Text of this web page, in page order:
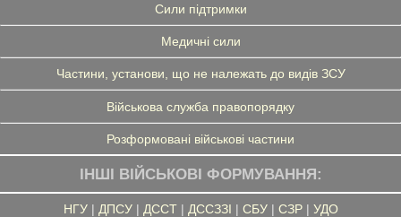
Сили підтримки
Медичні сили
Частини, установи, що не належать до видів ЗСУ
Військова служба правопорядку
Розформовані військові частини
ІНШІ ВІЙСЬКОВІ ФОРМУВАННЯ:
НГУ| ДПСУ| ДССТ| ДССЗЗІ | СБУ| СЗР| УДО